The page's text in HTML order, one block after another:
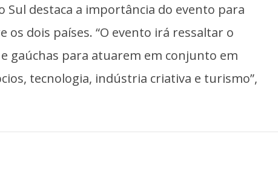
Sul destaca a importância do evento para
os dois países. “O evento irá ressaltar o
gaúchas para atuarem em conjunto em
tecnologia, indústria criativa e turismo”,